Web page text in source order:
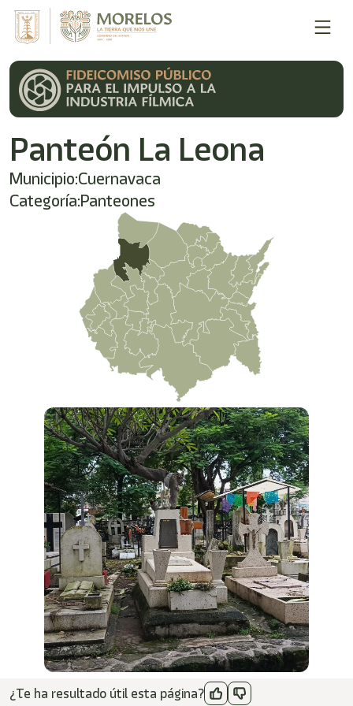
Panteón La Leona
Municipio:Cuernavaca
Categoría:Panteones
¿Te ha resultado útil esta página?